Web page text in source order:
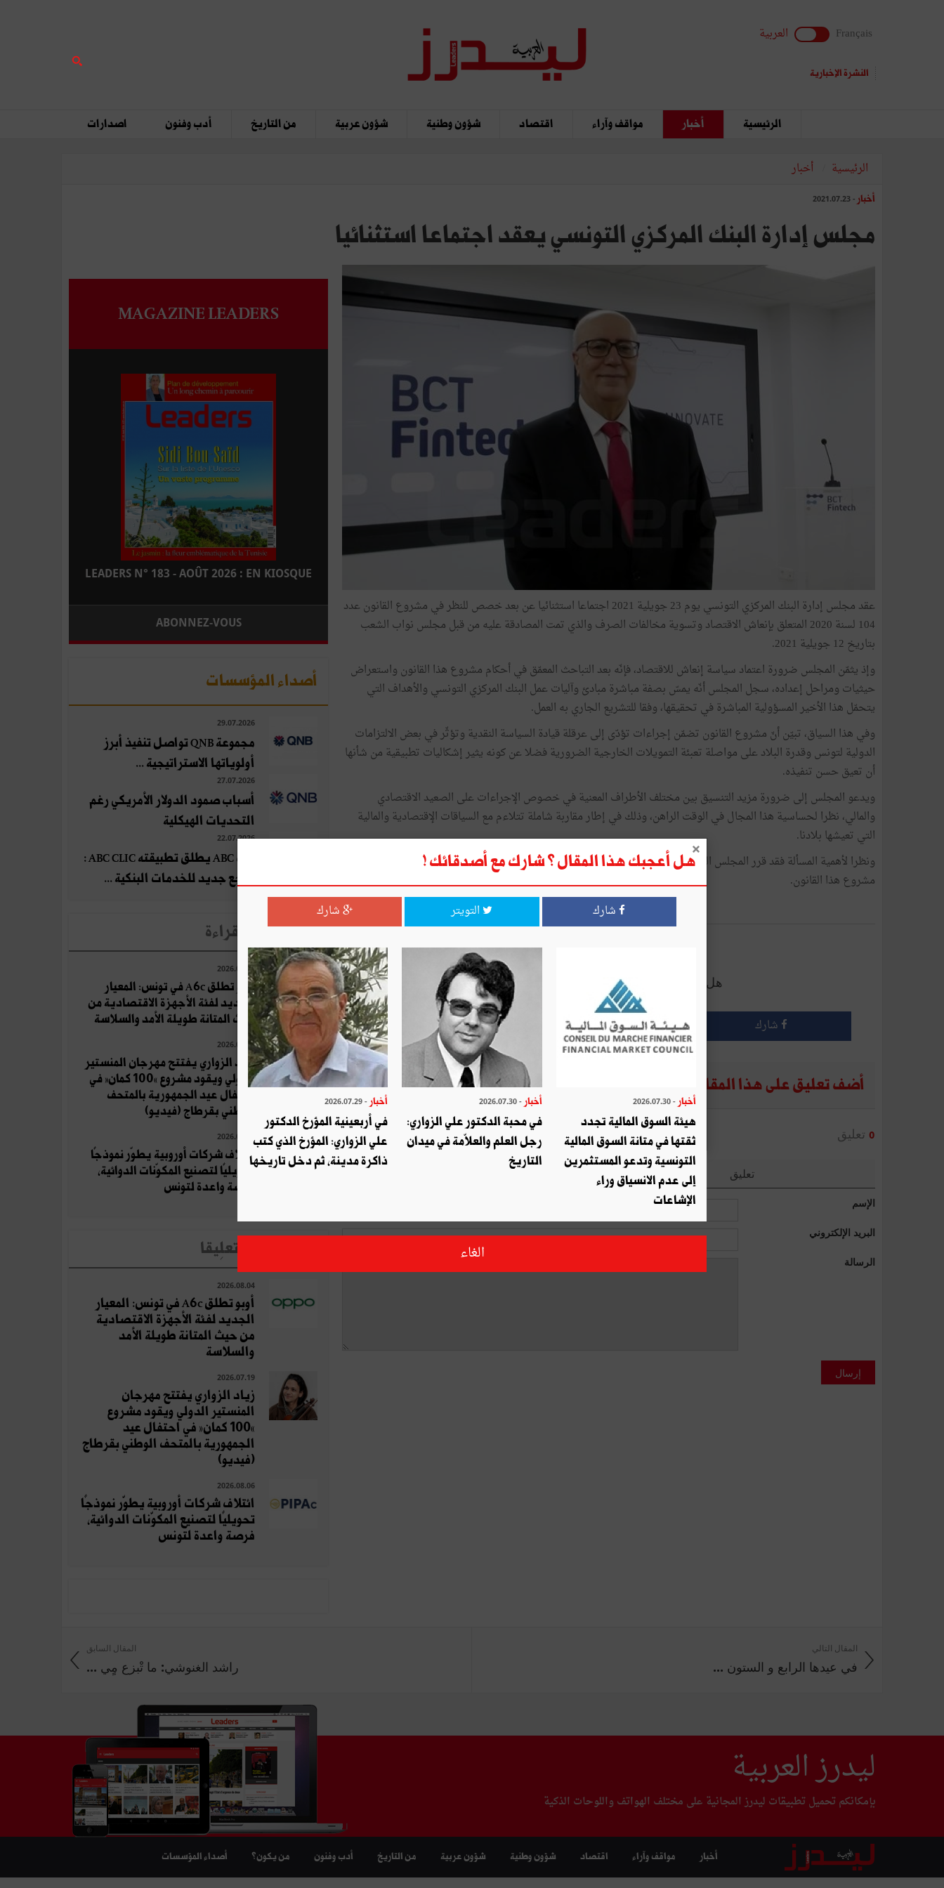
Français العربية
النشرة الإخبارية
الرئيسية أخبار مواقف وآراء اقتصاد شؤون وطنية شؤون عربية من التاريخ أدب وفنون اصدارات
الرئيسية أخبار
أخبار - 2021.07.23
مجلس إدارة البنك المركزي التونسي يعقد اجتماعا استثنائيا
عقد مجلس إدارة البنك المركزي التونسي يوم 23 جويلية 2021 اجتماعا استثنائيا عن بعد خصص للنظر في مشروع القانون عدد
104 لسنة 2020 المتعلق بإنعاش الاقتصاد وتسوية مخالفات الصرف والذي تمت المصادقة عليه من قبل مجلس نواب الشعب
بتاريخ 12 جويلية 2021.
وإذ يثمّن المجلس ضرورة اعتماد سياسة إنعاش للاقتصاد، فإنّه بعد التباحث المعمّق في أحكام مشروع هذا القانون واستعراض
حيثيات ومراحل إعداده، سجل المجلس أنّه يمسّ بصفة مباشرة مبادئ وآليات عمل البنك المركزي التونسي والأهداف التي
يتحمّل هذا الأخير المسؤولية المباشرة في تحقيقها، وفقا للتشريع الجاري به العمل.
وفي هذا السياق، تبيّن أنّ مشروع القانون تضمّن إجراءات تؤدّى إلى عرقلة قيادة السياسة النقدية وتؤثّر في بعض الالتزامات
الدولية لتونس وقدرة البلاد على مواصلة تعبئة التمويلات الخارجية الضرورية فضلا عن كونه يثير إشكاليات تطبيقية من شأنها
أن تعيق حسن تنفيذه.
ويدعو المجلس إلى ضرورة مزيد التنسيق بين مختلف الأطراف المعنية في خصوص الإجراءات على الصعيد الاقتصادي
والمالي، نظرا لحساسية هذا المجال في الوقت الراهن، وذلك في إطار مقاربة شاملة تتلاءم مع السياقات الإقتصادية والمالية
التي تعيشها بلادنا.
ونظرا لأهمية المسألة فقد قرر المجلس البقاء في حالة انعقاد في انتظار مآل الإجراءات الدستورية والقانونية الجارية بشأن
مشروع هذا القانون.
طباعة
هل أعجبك هذا المقال ؟ شارك مع أصدقائك !
شارك التويتر شارك
أضف تعليق على هذا المقال
0 تعليق
تعليق
الإسم
البريد الإلكتروني
الرسالة
إرسال
MAGAZINE LEADERS
LEADERS N° 183 - AOÛT 2026 : EN KIOSQUE
ABONNEZ-VOUS
أصداء المؤسسات
29.07.2026
مجموعة QNB تواصل تنفيذ أبرز
أولوياتها الاستراتيجية ...
27.07.2026
أسباب صمود الدولار الأمريكي رغم
التحديات الهيكلية
22.07.2026
بنك ABC يطلق تطبيقته ABC CLIC :
مرجع جديد للخدمات البنكية ...
الأخبار الأكثر قراءة
2026.08.04
أوبو تطلق A6c في تونس: المعيار
الجديد لفئة الأجهزة الاقتصادية من
حيث المتانة طويلة الأمد والسلاسة
2026.07.19
زياد الزواري يفتتح مهرجان المنستير
الدولي ويقود مشروع «100 كمان» في
احتفال عيد الجمهورية بالمتحف
الوطني بقرطاج (فيديو)
2026.08.06
ائتلاف شركات أوروبية يطوّر نموذجًا
تحويليًا لتصنيع المكوّنات الدوائية،
فرصة واعدة لتونس
الأخبار الأكثر تعلِيقا
2026.08.04
أوبو تطلق A6c في تونس: المعيار
الجديد لفئة الأجهزة الاقتصادية
من حيث المتانة طويلة الأمد
والسلاسة
2026.07.19
زياد الزواري يفتتح مهرجان
المنستير الدولي ويقود مشروع
«100 كمان» في احتفال عيد
الجمهورية بالمتحف الوطني بقرطاج
(فيديو)
2026.08.06
ائتلاف شركات أوروبية يطوّر نموذجًا
تحويليًا لتصنيع المكوّنات الدوائية،
فرصة واعدة لتونس
المقال السابق
راشد الغنوشي: ما تْبزع مٍي ...
المقال التالي
في عيدها الرابع و الستون ...
ليدرز العربية
بإمكانكم تحميل تطبيقات ليدرز المجانية على مختلف الهواتف واللوحات الذكية
أخبار مواقف وآراء اقتصاد شؤون وطنية شؤون عربية من التاريخ أدب وفنون من يكون؟ أصداء المؤسسات
هل أعجبك هذا المقال ؟ شارك مع أصدقائك !
شارك التويتر شارك
أخبار - 2026.07.30
هيئة السوق المالية تجدد
ثقتها في متانة السوق المالية
التونسية وتدعو المستثمرين
إلى عدم الانسياق وراء
الإشاعات
أخبار - 2026.07.30
في محبة الدكتور علي الزواري:
رجل العلم والعلاّمة في ميدان
التاريخ
أخبار - 2026.07.29
في أربعينية المؤرخ الدكتور
علي الزواري: المؤرخ الذي كتب
ذاكرة مدينة، ثم دخل تاريخها
الغاء